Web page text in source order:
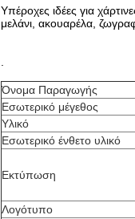
Υπέροχες ιδέες για
μελάνι, ακουαρέλα,
Όνομα Παραγωγής
Εσωτερικό μέγεθος
Υλικό
Εσωτερικό ένθετο υλικό
Εκτύπωση
Λογότυπο